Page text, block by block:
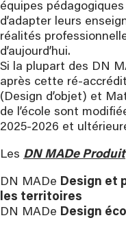
équipes pédagogiques
d’adapter leurs
réalités
d’aujourd’hui.
Si la plupart des DN
après cette ré-
(Design d’objet) et
de l’école sont
2025-2026 et
Les DN MADe Produit
DN MADe Design et
les territoires
DN MADe Design